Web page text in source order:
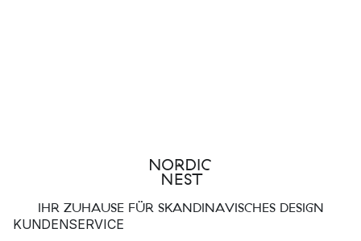
IHR ZUHAUSE FÜR SKANDINAVISCHES DESIGN
KUNDENSERVICE